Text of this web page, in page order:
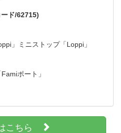
ド/62715)
」ミニストップ「Loppi」
ポート」
こちら